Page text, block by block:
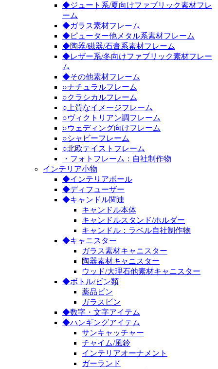
◆ジュート系/夏向けファブリック素材フレ
ーム
◆ガラス素材フレーム
◆ピューター他メタル系素材フレーム
◆陶器/磁器/石膏系素材フレーム
◆レザー系/冬向けファブリック素材フレー
ム
◆その他素材フレーム
○ナチュラルフレーム
○クラシカルフレーム
○上質なイメージフレーム
○ヴィクトリアン調フレーム
○ウェディング向けフレーム
○シャビーフレーム
○北欧テイストフレーム
・フォトフレーム：自社制作物
インテリア小物
◆インテリアボール
◆ディフューザー
◆キャンドル関連
キャンドル本体
キャンドルスタンド/ホルダー
キャンドル：ラベル自社制作物
◆キャニスター
ガラス素材キャニスター
陶器素材キャニスター
ウッド/大理石他素材キャニスター
◆ボトル/ビン類
薬品ビン
ガラスビン
◆数字・文字アイテム
◆ハンギングアイテム
サンキャッチャー
チャイム/風鈴
インテリアオーナメント
ガーランド